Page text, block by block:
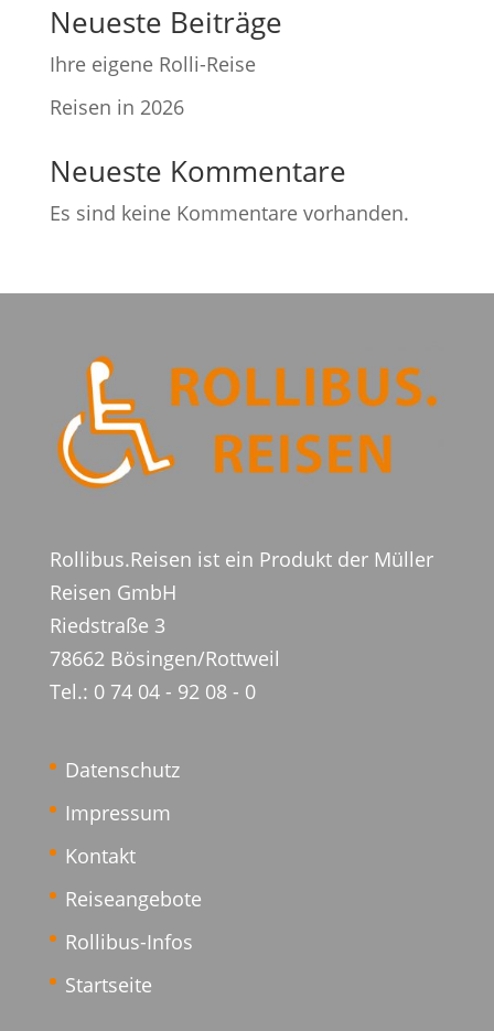
Neueste Beiträge
Ihre eigene Rolli-Reise
Reisen in 2026
Neueste Kommentare
Es sind keine Kommentare vorhanden.
Rollibus.Reisen ist ein Produkt der Müller
Reisen GmbH
Riedstraße 3
78662 Bösingen/Rottweil
Tel.: 0 74 04 - 92 08 - 0
Datenschutz
Impressum
Kontakt
Reiseangebote
Rollibus-Infos
Startseite